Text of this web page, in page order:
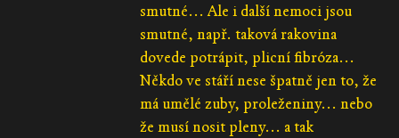
smutné... Ale i další nemoci jsou
smutné, např. taková rakovina
dovede potrápit, plicní fibróza...
Někdo ve stáří nese špatně jen to, že
má umělé zuby, proleženiny... nebo
že musí nosit pleny... a tak